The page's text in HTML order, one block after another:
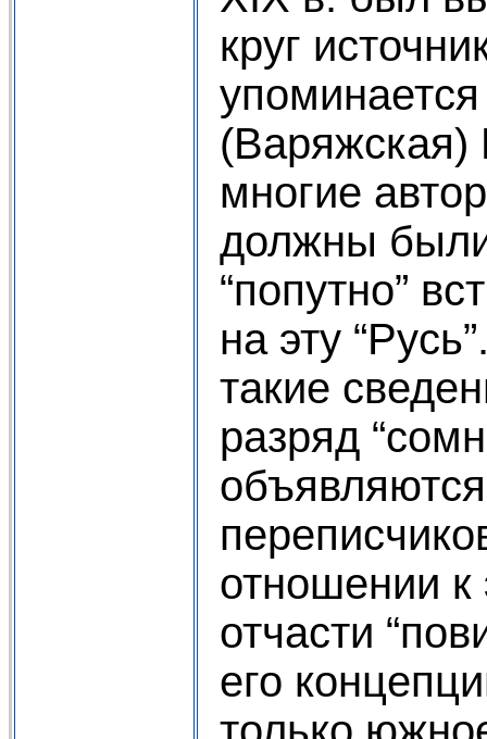
круг
(Варяжская)
многие
должны
“попутно”
на эту
такие
разряд
отношении
отчасти
его